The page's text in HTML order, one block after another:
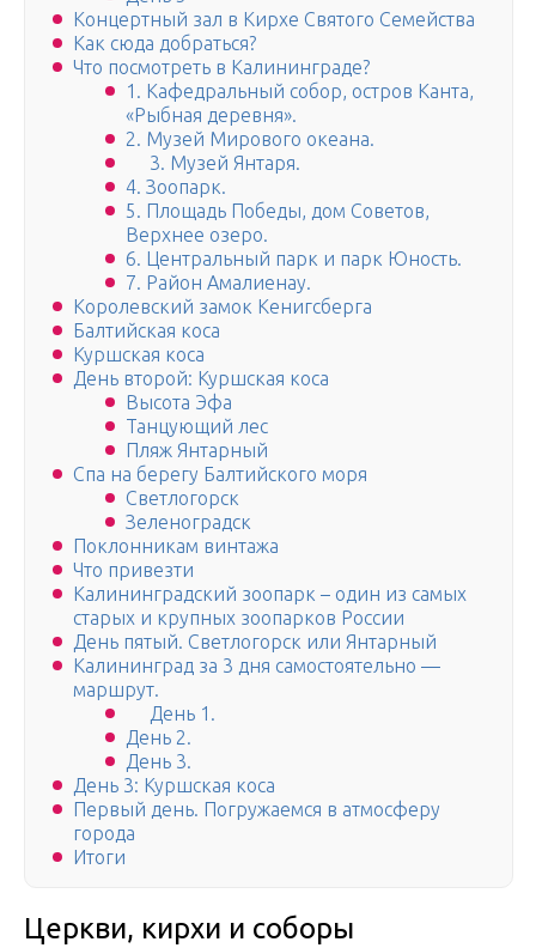
Концертный зал в Кирхе Святого Семейства
Как сюда добраться?
Что посмотреть в Калининграде?
1. Кафедральный собор, остров Канта,
«Рыбная деревня».
2. Музей Мирового океана.
3. Музей Янтаря.
4. Зоопарк.
5. Площадь Победы, дом Советов,
Верхнее озеро.
6. Центральный парк и парк Юность.
7. Район Амалиенау.
Королевский замок Кенигсберга
Балтийская коса
Куршская коса
День второй: Куршская коса
Высота Эфа
Танцующий лес
Пляж Янтарный
Спа на берегу Балтийского моря
Светлогорск
Зеленоградск
Поклонникам винтажа
Что привезти
Калининградский зоопарк – один из самых
старых и крупных зоопарков России
День пятый. Светлогорск или Янтарный
Калининград за 3 дня самостоятельно —
маршрут.
День 1.
День 2.
День 3.
День 3: Куршская коса
Первый день. Погружаемся в атмосферу
города
Итоги
Церкви, кирхи и соборы